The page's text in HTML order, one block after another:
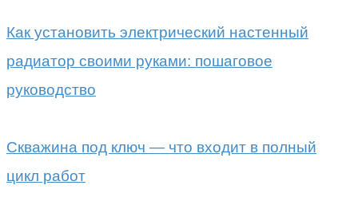
Как установить электрический настенный
радиатор своими руками: пошаговое
руководство
Скважина под ключ — что входит в полный
цикл работ